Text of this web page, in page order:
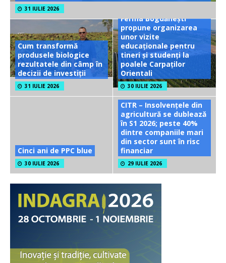
31 IULIE 2026
Cum transformă
produsele biologice
rezultatele din câmp în
decizii de investiții
31 IULIE 2026
Ferma Bogdănești
propune organizarea
unor vizite
educaționale pentru
tineri și studenți la
poalele Carpaților
Orientali
30 IULIE 2026
Cinci ani de PPC blue
30 IULIE 2026
CITR – Insolvențele din
agricultură se dublează
în S1 2026; peste 40%
dintre companiile mari
din sector sunt în risc
financiar
29 IULIE 2026